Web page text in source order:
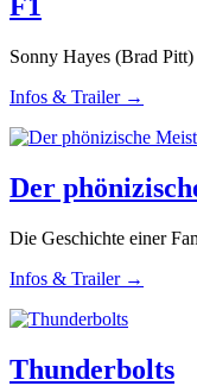
Sonny Hayes (Brad
Infos & Trailer →
Der
Die Geschichte einer
Infos & Trailer →
Thunderbolts